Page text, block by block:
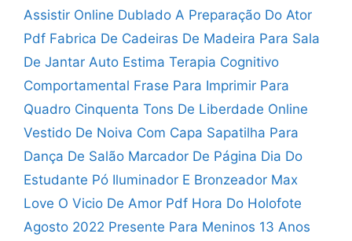
Assistir Online Dublado A Preparação Do Ator
Pdf Fabrica De Cadeiras De Madeira Para Sala
De Jantar Auto Estima Terapia Cognitivo
Comportamental Frase Para Imprimir Para
Quadro Cinquenta Tons De Liberdade Online
Vestido De Noiva Com Capa Sapatilha Para
Dança De Salão Marcador De Página Dia Do
Estudante Pó Iluminador E Bronzeador Max
Love O Vicio De Amor Pdf Hora Do Holofote
Agosto 2022 Presente Para Meninos 13 Anos